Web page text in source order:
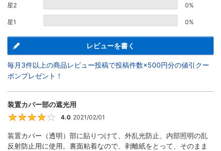
星2 0%
星1 0%
レビューを書く
毎月3件以上の商品レビュー投稿で投稿件数×500円分の値引クー
ポンプレゼント！
装置カバー部の遮光用
4.0 2021/02/01
装置カバー（透明）部に貼りつけて、外乱光防止、内部照明の乱
反射防止用に使用。裏面粘着なので、剥離紙をとって、そのまま